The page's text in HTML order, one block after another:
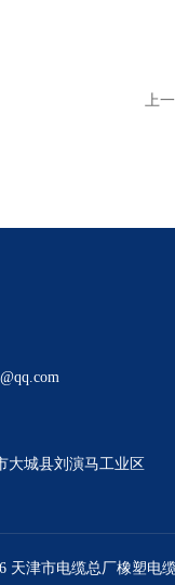
上
大城县刘演马工业区
天津市电缆总厂橡塑电